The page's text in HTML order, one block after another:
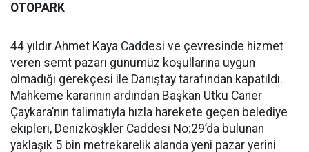
OTOPARK
44 yıldır Ahmet Kaya Caddesi ve çevresinde hizmet
veren semt pazarı günümüz koşullarına uygun
olmadığı gerekçesi ile Danıştay tarafından kapatıldı.
Mahkeme kararının ardından Başkan Utku Caner
Çaykara’nın talimatıyla hızla harekete geçen belediye
ekipleri, Denizköşkler Caddesi No:29’da bulunan
yaklaşık 5 bin metrekarelik alanda yeni pazar yerini